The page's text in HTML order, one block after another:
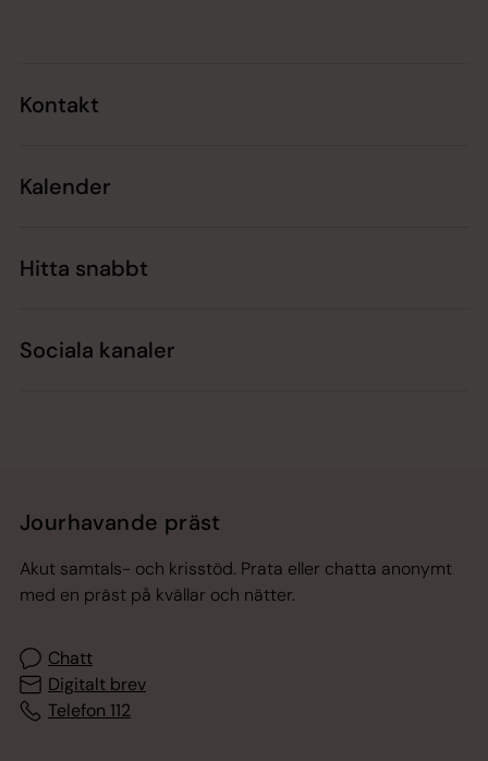
Kontakt
Kalender
Hitta snabbt
Sociala kanaler
Jourhavande präst
Akut samtals- och krisstöd. Prata eller chatta anonymt
med en präst på kvällar och nätter.
Chatt
Digitalt brev
Telefon 112